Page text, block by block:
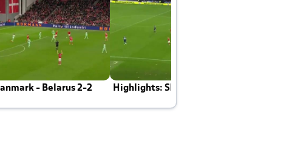
- Belarus 2-2 Highlights: Skotland - Danmark 4-2